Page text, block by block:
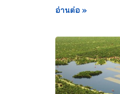
อ่านต่อ »